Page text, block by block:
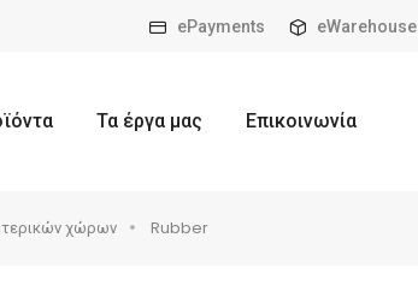
ePayments eWarehouse
Τα έργα μας Επικοινωνία
χώρων Rubber